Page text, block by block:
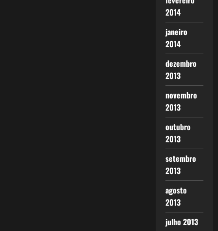
2014
janeiro
2014
dezembro
2013
novembro
2013
outubro
2013
setembro
2013
agosto
2013
julho 2013